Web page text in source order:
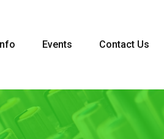
Events Contact Us